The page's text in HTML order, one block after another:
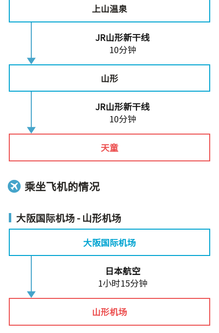
上山温泉
JR山形新干线
10分钟
山形
JR山形新干线
10分钟
天童
乘坐飞机的情况
大阪国际机场 - 山形机场
大阪国际机场
日本航空
1小时15分钟
山形机场